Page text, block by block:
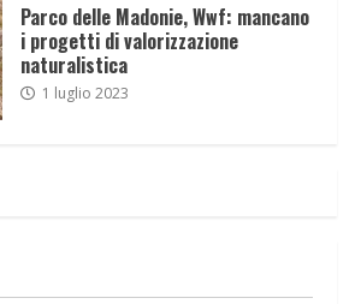
Parco delle Madonie, Wwf: mancano
i progetti di valorizzazione
naturalistica
1 luglio 2023